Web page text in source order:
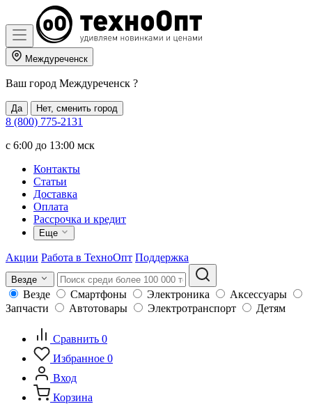
Междуреченск
Ваш город Междуреченск ?
Да Нет, сменить город
8 (800) 775-2131
c 6:00 до 13:00 мск
Контакты
Статьи
Доставка
Оплата
Рассрочка и кредит
Еще
Акции Работа в ТехноОпт Поддержка
Везде
Везде Смартфоны Электроника
Аксессуары
Запчасти
Автотовары Электротранспорт Детям
Сравнить 0
Избранное 0
Вход
Корзина